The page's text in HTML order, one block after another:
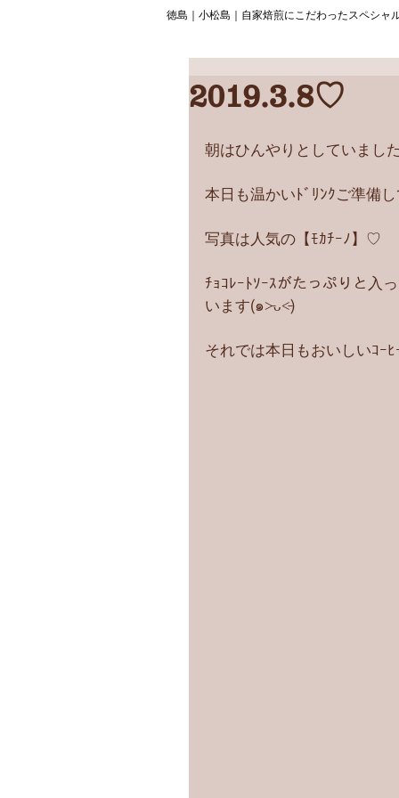
徳島｜小松島｜自家焙煎にこだわったスペシャ
2019.3.8♡
朝はひんやりとしていまし
本日も温かいﾄﾞﾘﾝｸご準備
写真は人気の【ﾓｶﾁｰﾉ】♡
ﾁｮｺﾚｰﾄｿｰｽがたっぷりと入
います(๑˃̵ᴗ˂̵)
それでは本日もおいしい